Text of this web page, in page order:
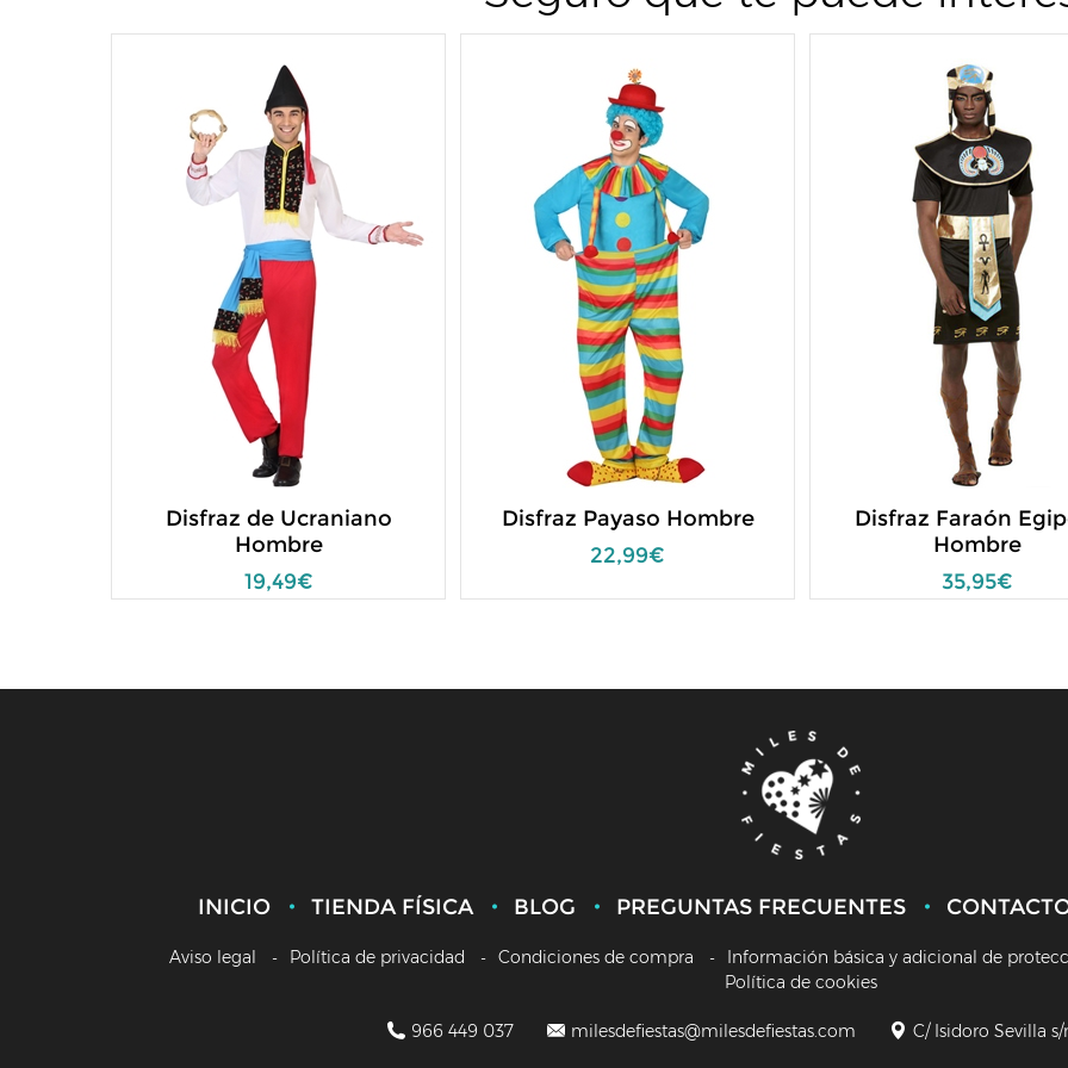
Disfraz de Ucraniano
Hombre
19,49€
Disfraz Payaso Hombre
22,99€
Disfraz Faraón
Hombre
35,95€
INICIO TIENDA FÍSICA BLOG PREGUNTAS FRECUENTES
Aviso legal Política de privacidad Condiciones de compra
Información básica y adicional de
Política de cookies
966 449 037 milesdefiestas@milesdefiestas.com C/ Isidoro Sevilla